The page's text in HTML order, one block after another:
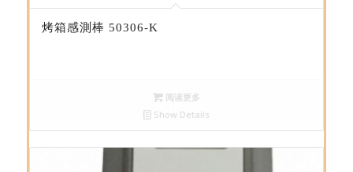
烤箱感測棒 50306-K
阅读更多
Show Details